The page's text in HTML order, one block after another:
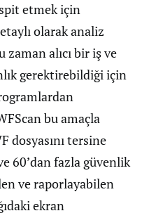
etmek için
olarak analiz
alıcı bir iş ve
gerektirebildiği için
bu amaçla
dosyasını tersine
60’dan fazla güvenlik
ve raporlayabilen
ekran